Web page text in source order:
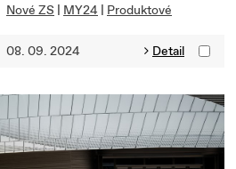
Nové ZS | MY24 | Produktové
08. 09. 2024 Detail